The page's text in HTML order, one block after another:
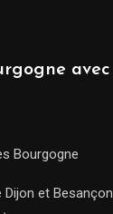
avec
Bourgogne
et Besançon